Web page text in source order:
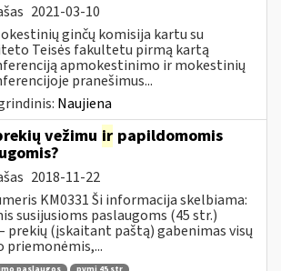
2021-03-10
ginčų komisija kartu su
Teisės fakultetu pirmą kartą
apmokestinimo ir mokestinių
pranešimus...
Naujiena
vežimu ir papildomomis
2018-11-22
KM0331 Ši informacija skelbiama:
susijusioms paslaugoms (45 str.)
prekių (įskaitant paštą) gabenimas visų